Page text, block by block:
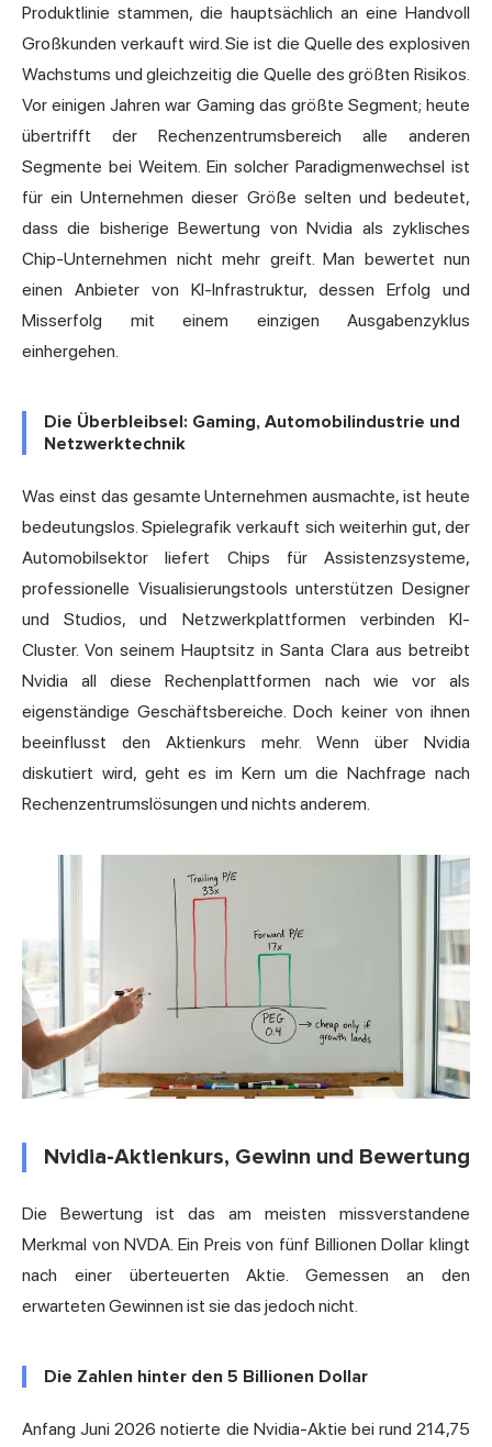
Produktlinie stammen, die hauptsächlich an eine Handvoll
Großkunden verkauft wird. Sie ist die Quelle des explosiven
Wachstums und gleichzeitig die Quelle des größten Risikos.
Vor einigen Jahren war Gaming das größte Segment; heute
übertrifft der Rechenzentrumsbereich alle anderen
Segmente bei Weitem. Ein solcher Paradigmenwechsel ist
für ein Unternehmen dieser Größe selten und bedeutet,
dass die bisherige Bewertung von Nvidia als zyklisches
Chip-Unternehmen nicht mehr greift. Man bewertet nun
einen Anbieter von KI-Infrastruktur, dessen Erfolg und
Misserfolg mit einem einzigen Ausgabenzyklus
einhergehen.
Die Überbleibsel: Gaming, Automobilindustrie und
Netzwerktechnik
Was einst das gesamte Unternehmen ausmachte, ist heute
bedeutungslos. Spielegrafik verkauft sich weiterhin gut, der
Automobilsektor liefert Chips für Assistenzsysteme,
professionelle Visualisierungstools unterstützen Designer
und Studios, und Netzwerkplattformen verbinden KI-
Cluster. Von seinem Hauptsitz in Santa Clara aus betreibt
Nvidia all diese Rechenplattformen nach wie vor als
eigenständige Geschäftsbereiche. Doch keiner von ihnen
beeinflusst den Aktienkurs mehr. Wenn über Nvidia
diskutiert wird, geht es im Kern um die Nachfrage nach
Rechenzentrumslösungen und nichts anderem.
Nvidia-Aktienkurs, Gewinn und Bewertung
Die Bewertung ist das am meisten missverstandene
Merkmal von NVDA. Ein Preis von fünf Billionen Dollar klingt
nach einer überteuerten Aktie. Gemessen an den
erwarteten Gewinnen ist sie das jedoch nicht.
Die Zahlen hinter den 5 Billionen Dollar
Anfang Juni 2026 notierte die Nvidia-Aktie bei rund 214,75